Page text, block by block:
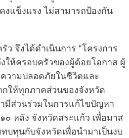
แข็งแรง ไม่สามารถป้องกัน
จึงได้ดำเนินการ “โครงการ
ให้ครอบครัวของผู้ด้อยโอกาส ผู้
วามปลอดภัยในชีวิตและ
ให้ทุกภาคส่วนของจังหวัด
มีส่วนร่วมในการแก้ไขปัญหา
๐ หลัง จังหวัดสระแก้ว เพื่อมาส
บทุนกับจังหวัดเพื่อนำมาเป็นงบ